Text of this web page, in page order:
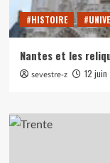
#HISTOIRE
Nantes et les
sevestre-z 12